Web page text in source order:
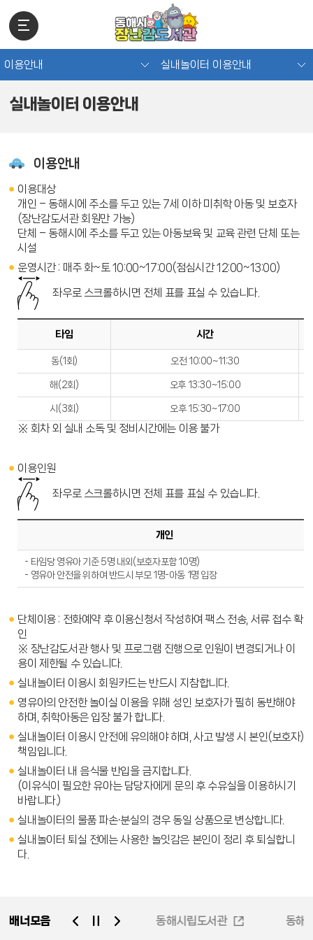
실내놀이터 이용안내
이용안내 실내놀이터 이용안내
이용안내
이용대상
개인 – 동해시에 주소를 두고 있는 7세 이하 미취학 아동 및 보호자
(장난감도서관 회원만 가능)
단체 – 동해시에 주소를 두고 있는 아동보육 및 교육 관련 단체 또는
시설
운영시간 : 매주 화~토 10:00~17:00(점심시간 12:00~13:00)
좌우로 스크롤하시면 전체 표를 표실 수 있습니다.
타임 시간
동(1회) 오전 10:00~11:30
해(2회) 오후 13:30~15:00
시(3회) 오후 15:30~17:00
※ 회차 외 실내 소독 및 정비시간에는 이용 불가
이용인원
좌우로 스크롤하시면 전체 표를 표실 수 있습니다.
개인
- 타임당 영유아 기준 5명 내외(보호자포함 10명)
- 영유아 안전을 위하여 반드시 부모 1명-아동 1명 입장
단체이용 : 전화예약 후 이용신청서 작성하여 팩스 전송, 서류 접수 확
인
※ 장난감도서관 행사 및 프로그램 진행으로 인원이 변경되거나 이
용이 제한될 수 있습니다.
실내놀이터 이용시 회원카드는 반드시 지참합니다.
영유아의 안전한 놀이실 이용을 위해 성인 보호자가 필히 동반해야
하며, 취학아동은 입장 불가 합니다.
실내놀이터 이용시 안전에 유의해야 하며, 사고 발생 시 본인(보호자)
책임입니다.
실내놀이터 내 음식물 반입을 금지합니다.
(이유식이 필요한 유아는 담당자에게 문의 후 수유실을 이용하시기
바랍니다.)
실내놀이터의 물품 파손∙분실의 경우 동일 상품으로 변상합니다.
실내놀이터 퇴실 전에는 사용한 놀잇감은 본인이 정리 후 퇴실합니
다.
배너모음
동해시가족센터 동해시립도서관
동해